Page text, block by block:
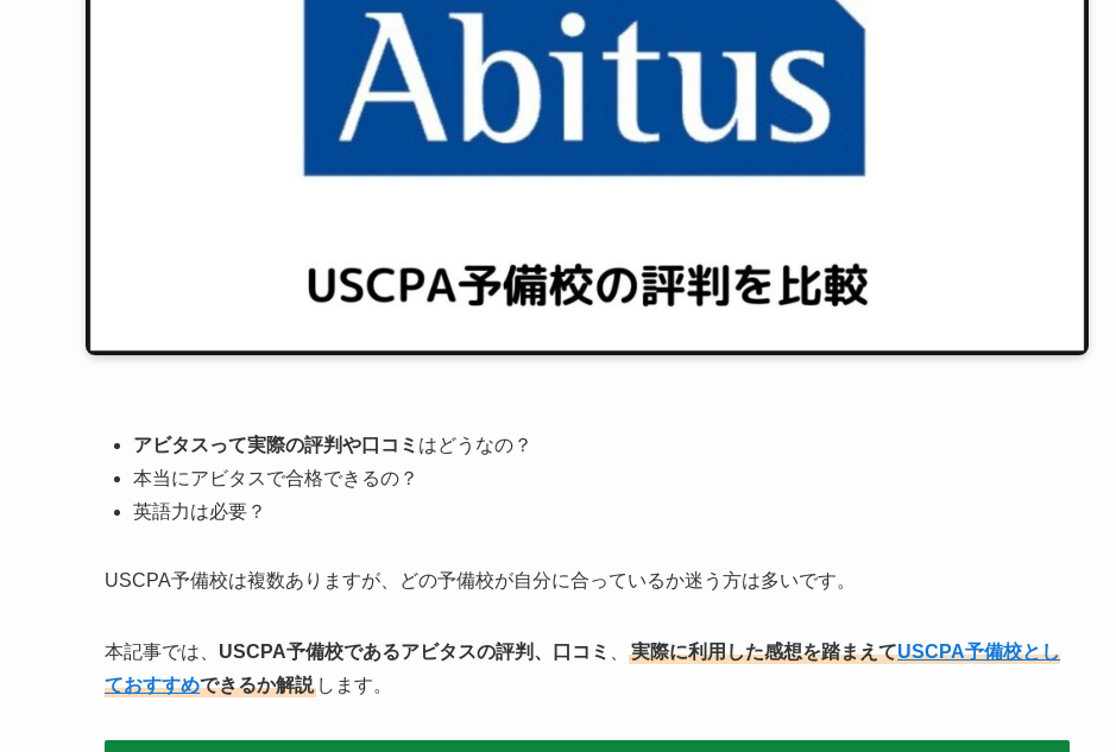
アビタスって実際の評判や口コミ はどうなの？
本当にアビタスで合格できるの？
英語力は必要？
USCPA予備校は複数ありますが、どの予備校が自分に合っているか迷う方は多いです。
本記事では、 USCPA予備校であるアビタスの評判、口コミ 実際に利用した感想を踏まえてUSCPA予備校とし
ておすすめできるか解説 します。